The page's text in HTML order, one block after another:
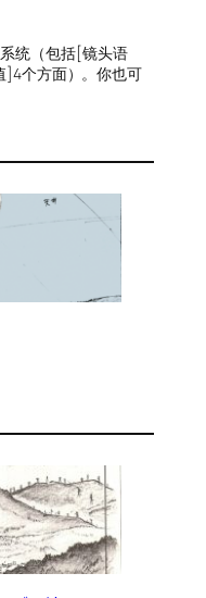
统（包括[镜头语
个方面）。你也可